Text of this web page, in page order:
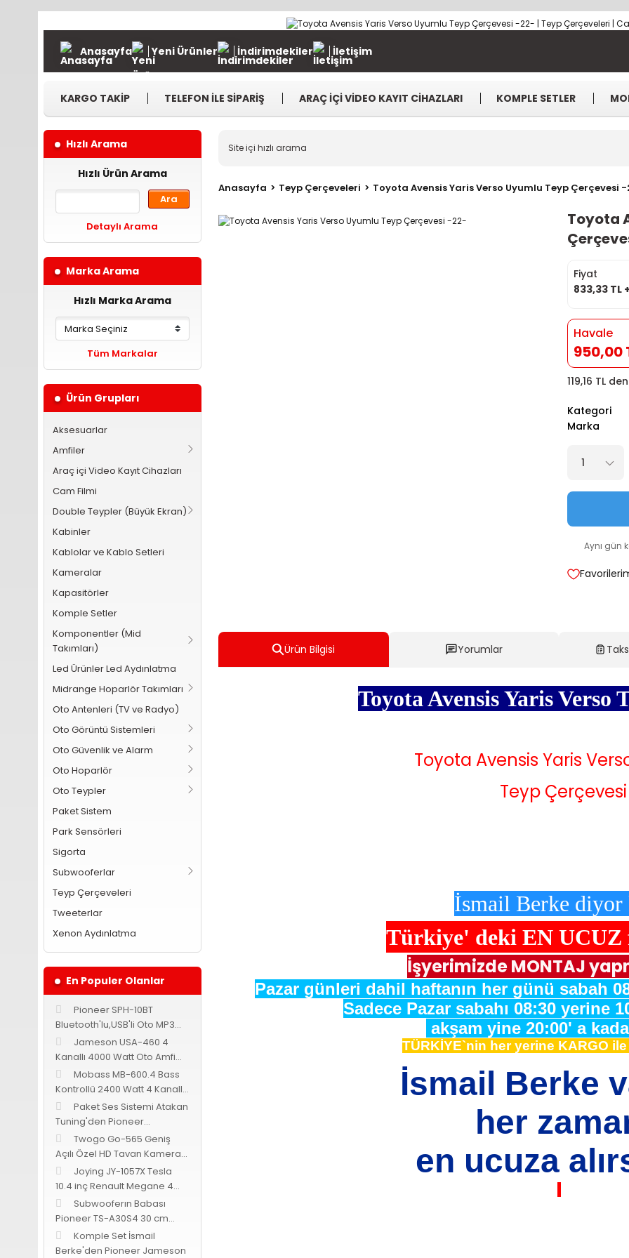
Anasayfa Yeni Ürünler İndirimdekiler İletişim
KARGO TAKİP TELEFON İLE SİPARİŞ ARAÇ İÇİ VİDEO KAYIT CİHAZLARI KOMPLE SETLER
Hızlı Arama
Hızlı Ürün Arama
Ara
Detaylı Arama
Marka Arama
Hızlı Marka Arama
Tüm Markalar
Ürün Grupları
Aksesuarlar
Amfiler
Araç içi Video Kayıt Cihazları
Cam Filmi
Double Teypler (Büyük Ekran)
Kabinler
Kablolar ve Kablo Setleri
Kameralar
Kapasitörler
Komple Setler
Komponentler (Mid
Takımları)
Led Ürünler Led Aydınlatma
Midrange Hoparlör Takımları
Oto Antenleri (TV ve Radyo)
Oto Görüntü Sistemleri
Oto Güvenlik ve Alarm
Oto Hoparlör
Oto Teypler
Paket Sistem
Park Sensörleri
Sigorta
Subwooferlar
Teyp Çerçeveleri
Tweeterlar
Xenon Aydınlatma
En Populer Olanlar
Pioneer SPH-10BT
Bluetooth'lu,USB'li Oto MP3
TeypJameson USA-460 4
Kanallı 4000 Watt Oto Amfi
Bass Kontrollü
Mobass MB-600.4 Bass
Kontrollü 2400 Watt 4 Kanallı
Oto Amfi
Paket Ses Sistemi Atakan
Tuning'den Pioneer
Cadence Jameson
Twogo Go-565 Geniş
Açılı Özel HD Tavan Kamerası
-Siyah-Joying JY-1057X Tesla
10.4 inç Renault Megane 4
Android 9.0
Subwooferın Babası
Pioneer TS-A30S4 30 cm
subwoofer 1400 Watt 400
Watt RMS
Komple Set İsmail
Berke'den Pioneer Jameson
Anasayfa Teyp Çerçeveleri Toyota Avensis Yaris Verso Uyumlu Teyp Çerçevesi
Toyota
Fiyat
833,33 TL
Havale
950,00
119,16 TL
Kategori
Marka
Aynı gün
Ürün Bilgisi Yorumlar
Toyota Avensis Yaris Verso
Toyota Avensis Yaris
Teyp Çerçevesi
İsmail Berke diyor
Türkiye' dekiEN UCUZ
İşyerimizde MONTAJ
Pazar günleri dahil haftanın her günü sabah
Sadece Pazar sabahı 08:30 yerine
akşam yine 20:00' a
TÜRKİYE`nin her yerine KARGO ile
İsmail Berke
her
en ucuza